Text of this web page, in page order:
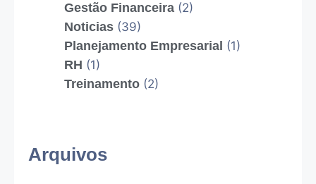
Gestão Financeira (2)
Noticias (39)
Planejamento Empresarial (1)
RH (1)
Treinamento (2)
Arquivos